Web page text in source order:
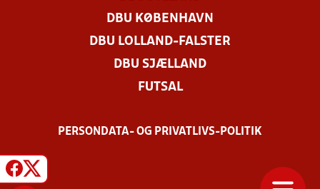
DBU KØBENHAVN
DBU LOLLAND-FALSTER
DBU SJÆLLAND
FUTSAL
PERSONDATA- OG PRIVATLIVS-POLITIK